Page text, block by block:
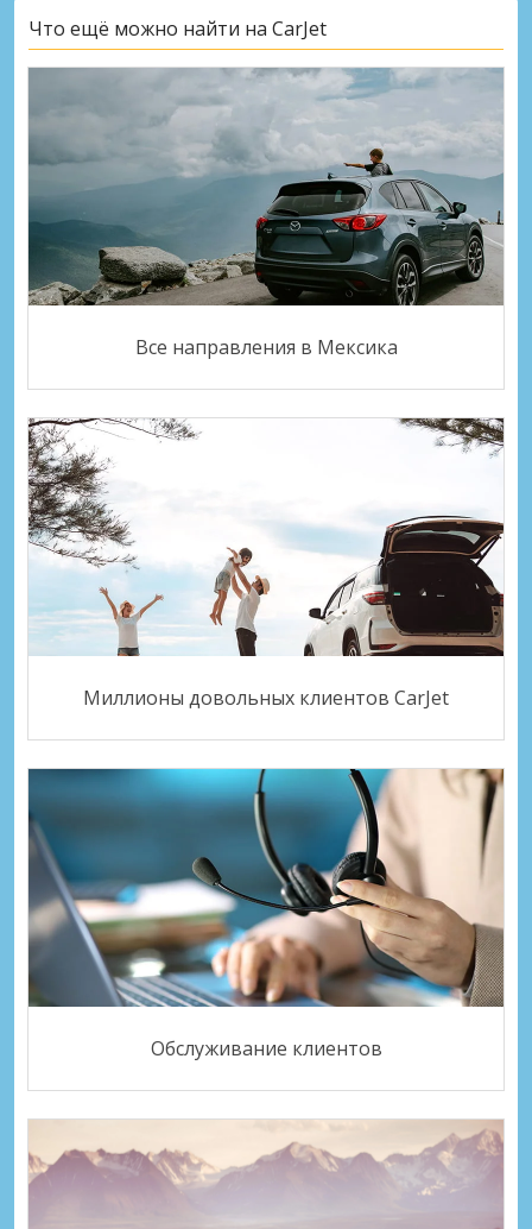
Что ещё можно найти на CarJet
Все направления в Мексика
Миллионы довольных клиентов CarJet
Обслуживание клиентов